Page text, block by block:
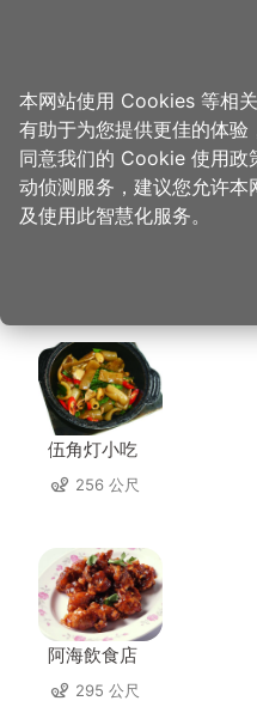
首页 > 想去的地方 > 住宿 > 峇
峇里岛汽
家
伍角灯小吃
256 公尺
阿海飲食店
295 公尺
本网站使用 Cookies 等相
有助于为您提供更佳的体
同意我们的 Cookie 使用政
动侦测服务，建议您允许
及使用此智慧化服务。